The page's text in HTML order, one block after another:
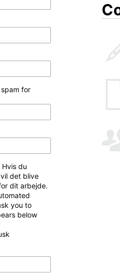
for
du
det blive
dit arbejde.
you to
below